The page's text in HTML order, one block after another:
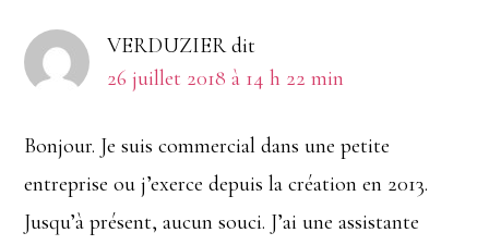
VERDUZIER dit
26 juillet 2018 à 14 h 22 min
Bonjour. Je suis commercial dans une petite
entreprise ou j’exerce depuis la création en 2013.
Jusqu’à présent, aucun souci. J’ai une assistante